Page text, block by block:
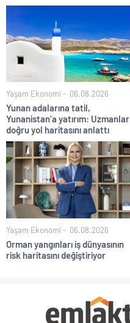
Yaşam Ekonomi 06.08.2026
Yunan adalarına tatil,
Yunanistan’a yatırım: Uzmanlar
doğru yol haritasını anlattı
Yaşam Ekonomi 06.08.2026
Orman yangınları iş dünyasının
risk haritasını değiştiriyor